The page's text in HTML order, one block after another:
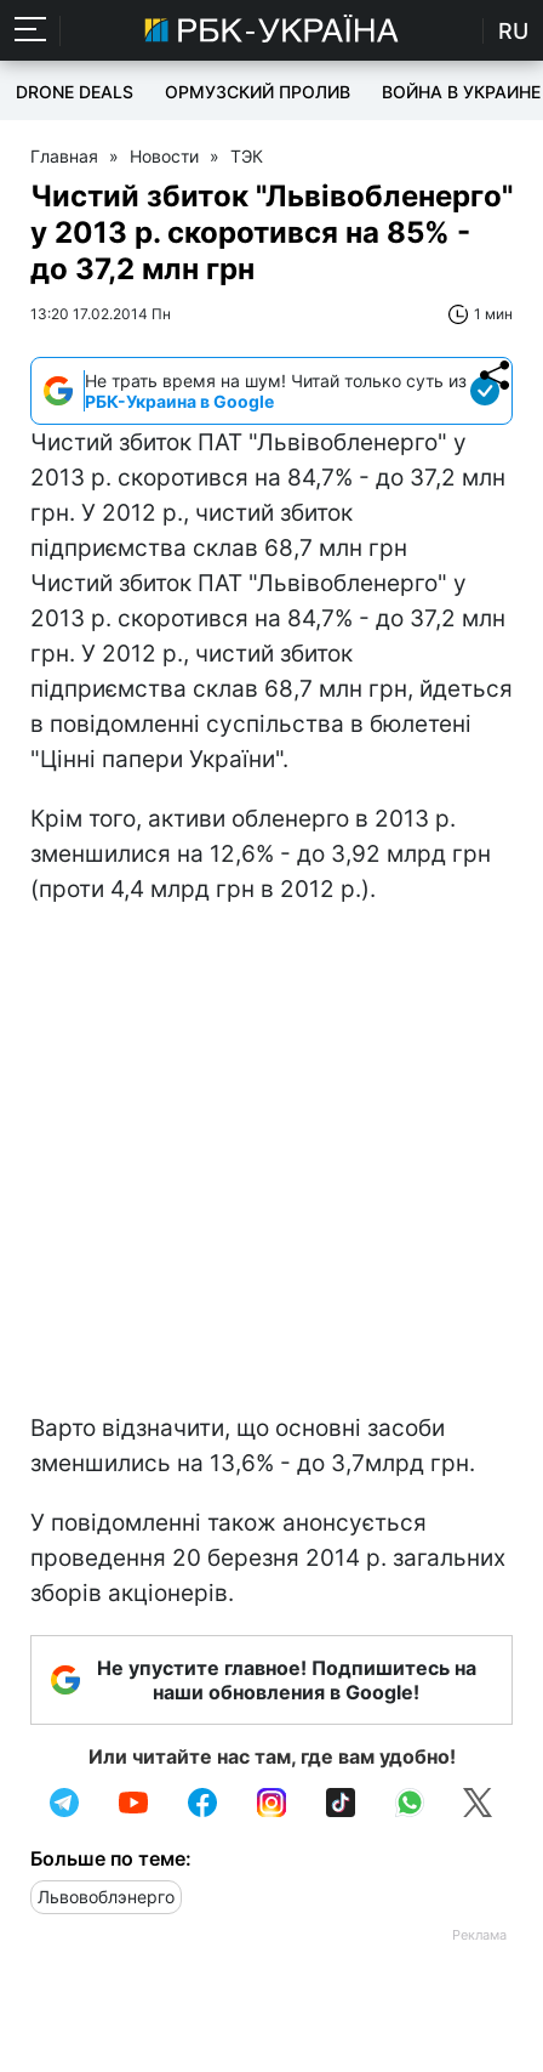
RU
DRONE DEALS ОРМУЗСКИЙ ПРОЛИВ ВОЙНА В УКРАИНЕ
Главная » Новости » ТЭК
Чистий збиток "Львівобленерго"
у 2013 р. скоротився на 85% -
до 37,2 млн грн
13:20 17.02.2014 Пн 1 мин
Не трать время на шум! Читай только суть из
РБК-Украина в Google
Чистий збиток ПАТ "Львівобленерго" у
2013 р. скоротився на 84,7% - до 37,2 млн
грн. У 2012 р., чистий збиток
підприємства склав 68,7 млн грн
Чистий збиток ПАТ "Львівобленерго" у
2013 р. скоротився на 84,7% - до 37,2 млн
грн. У 2012 р., чистий збиток
підприємства склав 68,7 млн грн, йдеться
в повідомленні суспільства в бюлетені
"Цінні папери України".
Крім того, активи обленерго в 2013 р.
зменшилися на 12,6% - до 3,92 млрд грн
(проти 4,4 млрд грн в 2012 р.).
Варто відзначити, що основні засоби
зменшились на 13,6% - до 3,7млрд грн.
У повідомленні також анонсується
проведення 20 березня 2014 р. загальних
зборів акціонерів.
Не упустите главное! Подпишитесь на
наши обновления в Google!
Или читайте нас там, где вам удобно!
Больше по теме:
Львовоблэнерго